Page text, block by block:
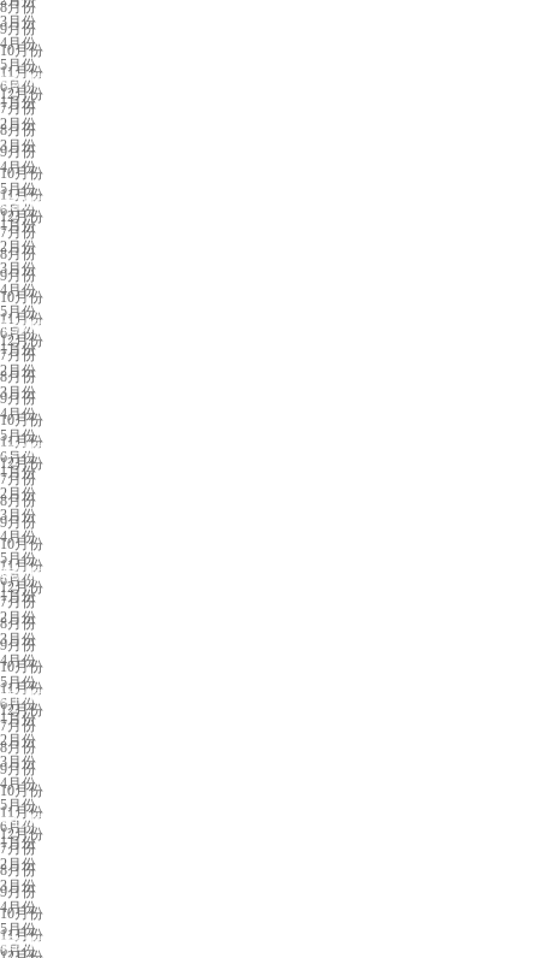
8月份
9月份
10月份
11月份
12月份
3月份
4月份
5月份
6月份
7月份
8月份
9月份
10月份
11月份
12月份
杭州展会排期
1月份
2月份
3月份
4月份
5月份
6月份
7月份
8月份
9月份
10月份
11月份
12月份
成都展会排期
1月份
2月份
3月份
4月份
5月份
6月份
7月份
8月份
9月份
10月份
11月份
12月份
长沙展会排期
1月份
2月份
3月份
4月份
5月份
6月份
7月份
8月份
9月份
10月份
11月份
12月份
义乌展会排期
1月份
2月份
3月份
4月份
5月份
6月份
7月份
8月份
9月份
10月份
11月份
12月份
苏州展会排期
1月份
2月份
3月份
4月份
5月份
6月份
7月份
8月份
9月份
10月份
11月份
12月份
济南展会排期
1月份
2月份
3月份
4月份
5月份
6月份
7月份
8月份
9月份
10月份
11月份
中山展会排期
1月份
2月份
3月份
4月份
5月份
6月份
重庆展会排期